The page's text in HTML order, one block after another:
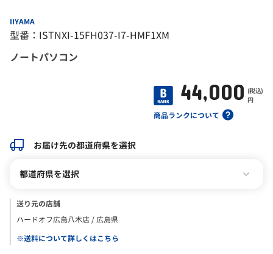
IIYAMA
型番：ISTNXI-15FH037-I7-HMF1XM
ノートパソコン
商品ランクについて
44,000 (税込)
円
お届け先の都道府県を選択
都道府県を選択
送り元の店舗
ハードオフ広島八木店 / 広島県
※送料について詳しくはこちら